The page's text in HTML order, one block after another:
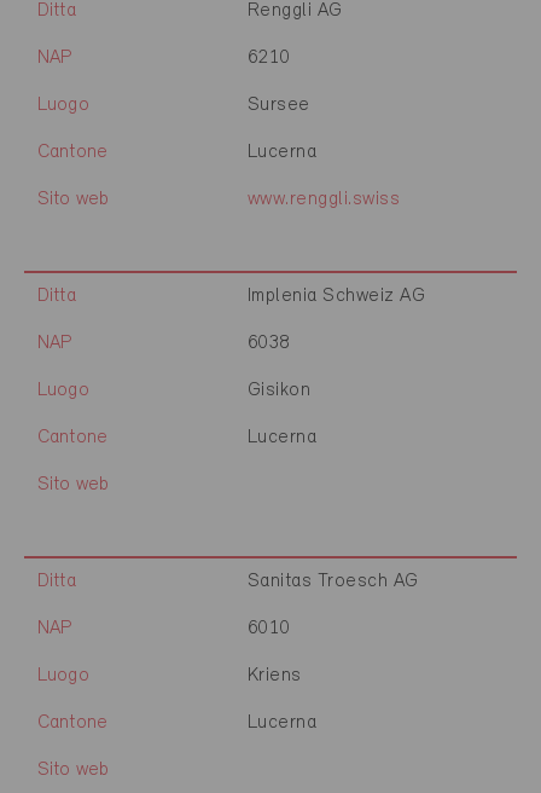
Ditta Renggli AG
NAP 6210
Luogo Sursee
Cantone Lucerna
Sito web www.renggli.swiss
Ditta Implenia Schweiz AG
NAP 6038
Luogo Gisikon
Cantone Lucerna
Sito web
Ditta Sanitas Troesch AG
NAP 6010
Luogo Kriens
Cantone Lucerna
Sito web